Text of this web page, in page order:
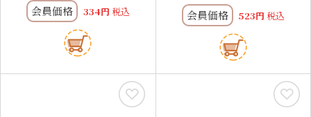
会員価格 334 税込 会員価格 523 税込